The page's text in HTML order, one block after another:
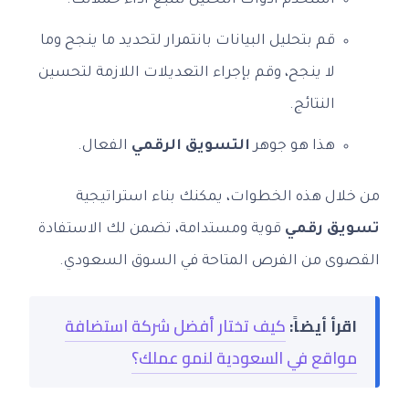
قم بتحليل البيانات بانتمرار لتحديد ما ينجح وما
لا ينجح، وقم بإجراء التعديلات اللازمة لتحسين
النتائج.
هذا هو جوهرالتسويق الرقمي الفعال.
من خلال هذه الخطوات، يمكنك بناء استراتيجية
تسويق رقمي قوية ومستدامة، تضمن لك الاستفادة
القصوى من الفرص المتاحة في السوق السعودي.
اقرأ أيضاً:كيف تختار أفضل شركة استضافة
مواقع في السعودية لنمو عملك؟